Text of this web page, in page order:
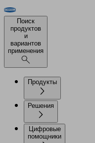
Поиск
продуктов
и
вариантов
применения
Продукты
Решения
Цифровые
помощники